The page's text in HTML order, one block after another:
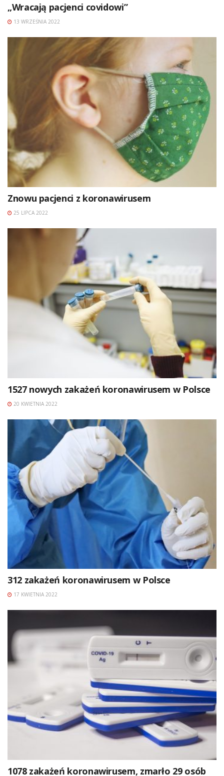
„Wracają pacjenci covidowi”
13 WRZEŚNIA 2022
Znowu pacjenci z koronawirusem
25 LIPCA 2022
1527 nowych zakażeń koronawirusem w Polsce
20 KWIETNIA 2022
312 zakażeń koronawirusem w Polsce
17 KWIETNIA 2022
1078 zakażeń koronawirusem, zmarło 29 osób